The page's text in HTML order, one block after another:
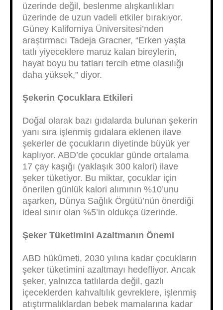
üzerinde değil, beslenme alışkanlıkları
üzerinde de uzun vadeli etkiler bırakıyor.
Güney Kaliforniya Üniversitesi’nden
araştırmacı Tadeja Gracner, “Erken yaşta
tatlı yiyeceklere maruz kalan bireylerin,
hayat boyu bu tatları tercih etme olasılığı
daha yüksek,” diyor.
Şekerin Çocuklara Etkileri
Doğal olarak bazı gıdalarda bulunan şekerin
yanı sıra işlenmiş gıdalara eklenen ilave
şekerler de çocukların diyetinde büyük yer
kaplıyor. ABD’de çocuklar günde ortalama
17 çay kaşığı (yaklaşık 300 kalori) ilave
şeker tüketiyor. Bu miktar, çocuklar için
önerilen günlük kalori alımının %10’unu
aşarken, Dünya Sağlık Örgütü’nün önerdiği
ideal sınır olan %5’in oldukça üzerinde.
Şeker Tüketimini Azaltmanın Önemi
ABD hükümeti, 2030 yılına kadar çocukların
şeker tüketimini azaltmayı hedefliyor. Ancak
şeker, yalnızca tatlılarda değil, gazlı
içeceklerden kahvaltılık gevreklere, işlenmiş
atıştırmalıklardan bebek mamalarına kadar